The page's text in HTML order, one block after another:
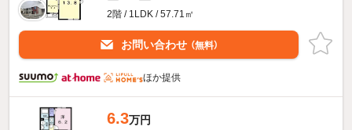
2階 / 1LDK / 57.71㎡
お問い合わせ （無料）
ほか提供
6.3万円